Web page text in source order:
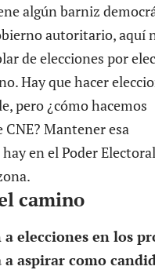
algún barniz
autoritario, aquí
de elecciones por
Hay que hacer
pero ¿cómo hacemos
CNE? Mantener esa
en el Poder
camino
elecciones en los
a aspirar como